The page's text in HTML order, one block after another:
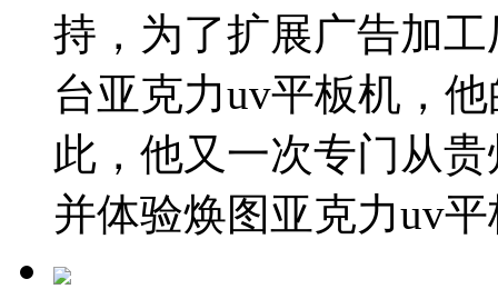
持，为了扩展广告加
台亚克力uv平板机，
此，他又一次专门从
并体验焕图亚克力uv